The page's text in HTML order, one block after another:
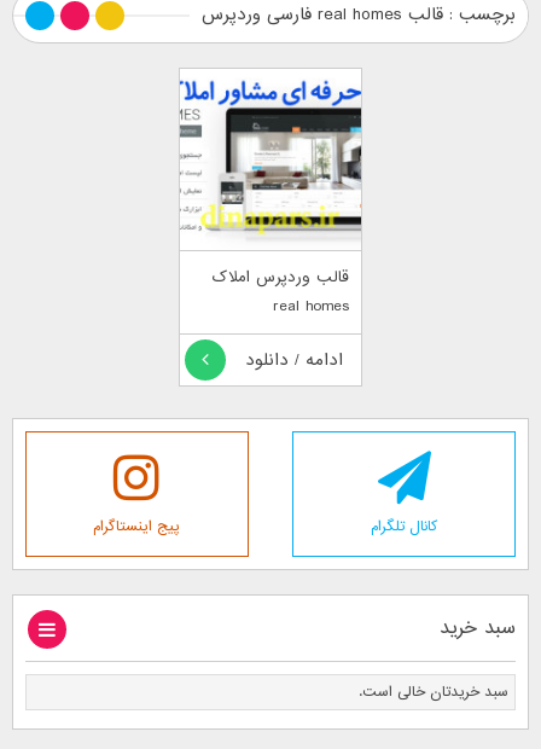
برچسب : قالب real homes فارسی وردپرس
قالب وردپرس املاک
real homes
ادامه / دانلود
کانال تلگرام پیج اینستاگرام
سبد خرید
سبد خریدتان خالی است.